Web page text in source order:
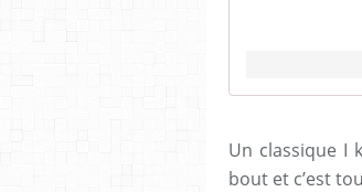
Un classique I
bout et c’est